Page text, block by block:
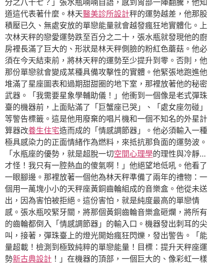
道這代表著什麼。林天醫美診所設計秤的運勢越差，他那股
積壓已久、無處安放的單戀能量就會越發瘋狂地實體化。上
次林天秤的戀愛運勢跌至百分之二十，張水瓶就發現他的廚
房裡長滿了巨大的、形狀是林天秤側臉的粉紅色蘑菇。他必
須在今天結束前，將林天秤的運勢至少提升到零。否則，他
那份單戀就會變成某種具備攻擊性的實體。他緊張地跑進他
堆滿了星座圖表和過期甜甜圈的地下室，那裡放著他的秘密
武器。「我需要星象學輔助儀！」他衝到一個像是老式彈珠
臺的機器前，上面貼滿了「巨蟹座已哭」、「處女座勿碰」
等警告標籤。這是他用廢棄的唱片機和一個不知名的外星計
算器改養生住宅造而成的「情感調節器」。他必須輸入一種
極具感染力的正面情緒作為燃料，來抵抗那負面的運勢波。
「水瓶座的優勢，就是超脫一切空間心理學的理性與冷靜…
才怪！我只有一腔熱血的傻氣啊！」他絕望地低吼。他看了
一眼腳邊。那裡放著一個他為林天秤準備了兩年的禮物：一
個用一萬塊小小的天秤座黃銅齒輪組成的音樂盒。他從未送
出，因為害怕被拒絕。這份害怕，就是純度最高的單戀情
感。張水瓶咬緊牙關，將那個黃銅齒輪音樂盒砸爛，將所有
的齒輪都倒入「情感調節器」的輸入口。機器發出刺耳的尖
叫，接著，彈珠臺上的燈光開始瘋狂閃爍，發出警告。「能
量超載！檢測到極致純粹的單戀能量！目標：提升天秤座運
勢新古典設計 ！」在機器的頂部，一個巨大的、像彩虹一樣